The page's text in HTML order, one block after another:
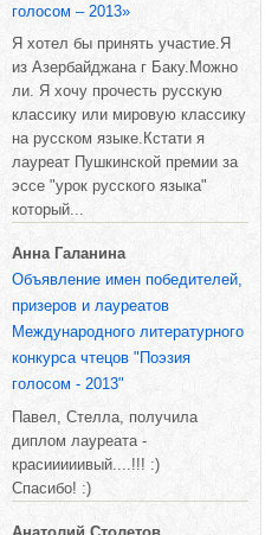
голосом – 2013»
Я хотел бы принять участие.Я
из Азербайджана г Баку.Можно
ли. Я хочу прочесть русскую
классику или мировую классику
на русском языке.Кстати я
лауреат Пушкинской премии за
эссе "урок русского языка"
который...
Анна Галанина
Объявление имен победителей,
призеров и лауреатов
Международного литературного
конкурса чтецов "Поэзия
голосом - 2013"
Павел, Стелла, получила
диплом лауреата -
красииииивый....!!! :)
Спасибо! :)
Анатолий Столетов